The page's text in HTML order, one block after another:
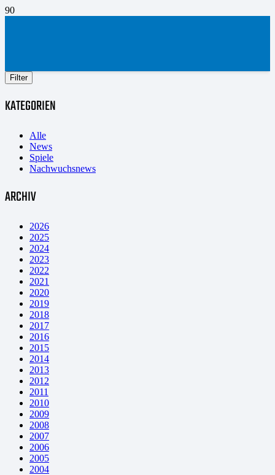
Filter
KATEGORIEN
Alle
News
Spiele
Nachwuchsnews
ARCHIV
2026
2025
2024
2023
2022
2021
2020
2019
2018
2017
2016
2015
2014
2013
2012
2011
2010
2009
2008
2007
2006
2005
2004